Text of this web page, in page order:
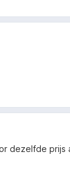
dezelfde prijs